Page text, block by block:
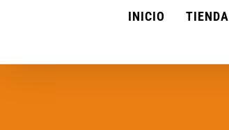
INICIO TIENDA